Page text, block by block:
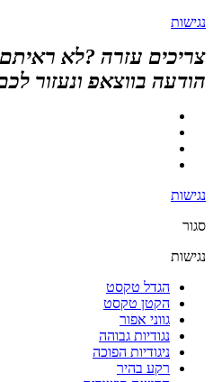
נגישות
צריכים עזרה ?לא
הודעה בווצאפ ונעזור לכם 0533380201
נגישות
סגור
נגישות
הגדל טקסט
הקטן טקסט
גווני אפור
נגודיות גבוהה
ניגודיות הפוכה
רקע בהיר